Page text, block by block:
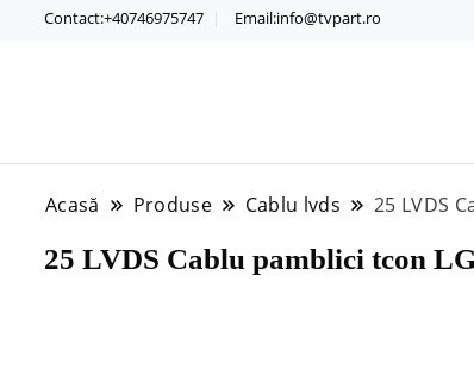
Contact:+40746975747 Email:info@tvpart.ro
Acasă Produse Cablu lvds 25 LVDS
25 LVDS Cablu pamblici tcon